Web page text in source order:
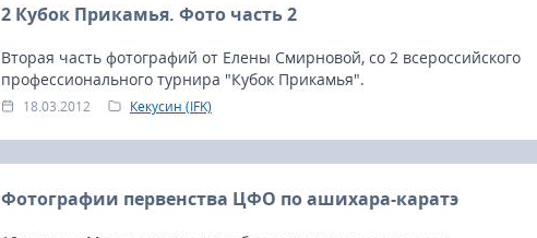
2 Кубок Прикамья. Фото часть 2
Вторая часть фотографий от Елены Смирновой, со 2 всероссийского
профессионального турнира "Кубок Прикамья".
18.03.2012 Кекусин (IFK)
Фотографии первенства ЦФО по ашихара-каратэ